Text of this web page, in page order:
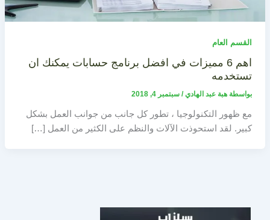
القسم العام
اهم 6 مميزات في افضل برنامج حسابات يمكنك ان
تستخدمه
بواسطة هبة عبد الهادي/ سبتمبر 4, 2018
مع ظهور التكنولوجيا ، تطور كل جانب من جوانب العمل بشكل
كبير. لقد استحوذت الآلات والنظم على الكثير من العمل […]